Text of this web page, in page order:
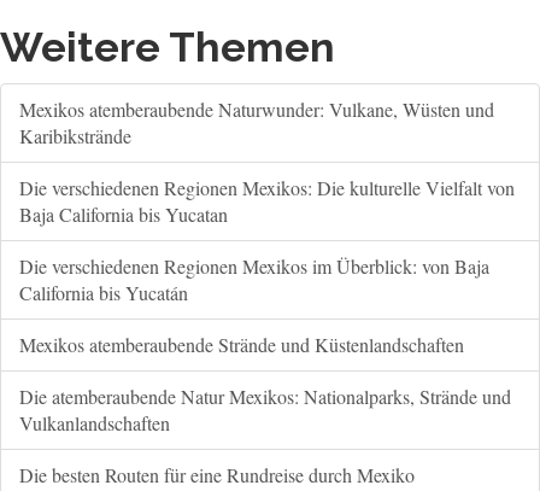
Weitere Themen
Mexikos atemberaubende Naturwunder: Vulkane, Wüsten und
Karibikstrände
Die verschiedenen Regionen Mexikos: Die kulturelle Vielfalt von
Baja California bis Yucatan
Die verschiedenen Regionen Mexikos im Überblick: von Baja
California bis Yucatán
Mexikos atemberaubende Strände und Küstenlandschaften
Die atemberaubende Natur Mexikos: Nationalparks, Strände und
Vulkanlandschaften
Die besten Routen für eine Rundreise durch Mexiko